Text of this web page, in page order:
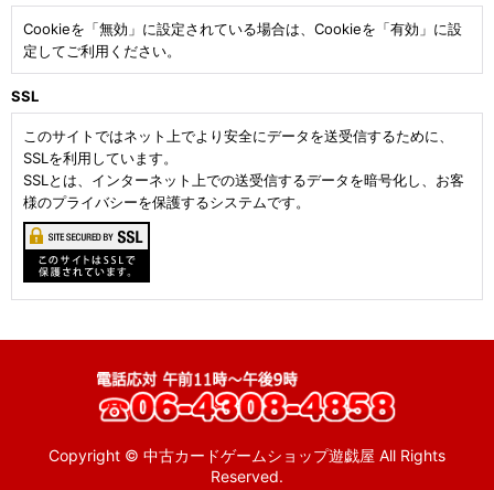
Cookieを「無効」に設定されている場合は、Cookieを「有効」に設
定してご利用ください。
SSL
このサイトではネット上でより安全にデータを送受信するために、
SSLを利用しています。
SSLとは、インターネット上での送受信するデータを暗号化し、お客
様のプライバシーを保護するシステムです。
Copyright © 中古カードゲームショップ遊戯屋 All Rights
Reserved.